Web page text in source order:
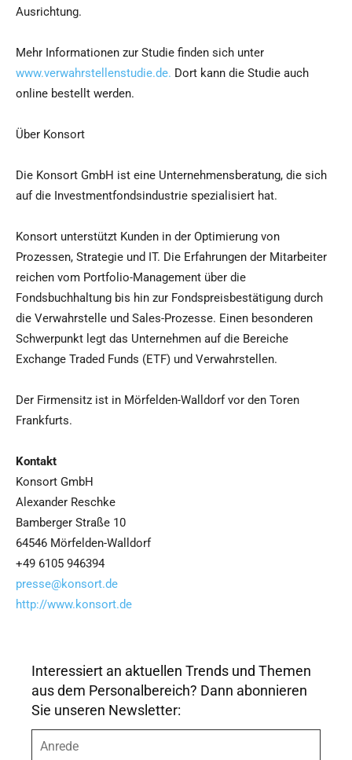
Ausrichtung.
Mehr Informationen zur Studie finden sich unter
www.verwahrstellenstudie.de. Dort kann die Studie auch
online bestellt werden.
Über Konsort
Die Konsort GmbH ist eine Unternehmensberatung, die sich
auf die Investmentfondsindustrie spezialisiert hat.
Konsort unterstützt Kunden in der Optimierung von
Prozessen, Strategie und IT. Die Erfahrungen der Mitarbeiter
reichen vom Portfolio-Management über die
Fondsbuchhaltung bis hin zur Fondspreisbestätigung durch
die Verwahrstelle und Sales-Prozesse. Einen besonderen
Schwerpunkt legt das Unternehmen auf die Bereiche
Exchange Traded Funds (ETF) und Verwahrstellen.
Der Firmensitz ist in Mörfelden-Walldorf vor den Toren
Frankfurts.
Kontakt
Konsort GmbH
Alexander Reschke
Bamberger Straße 10
64546 Mörfelden-Walldorf
+49 6105 946394
presse@konsort.de
http://www.konsort.de
Interessiert an aktuellen Trends und Themen
aus dem Personalbereich? Dann abonnieren
Sie unseren Newsletter: